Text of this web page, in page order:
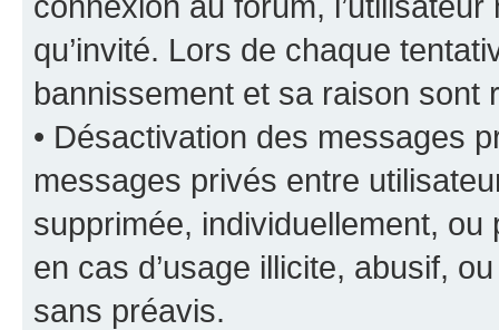
qu’invité. Lors de chaque
bannissement et sa raison sont
• Désactivation des messages
messages privés entre
supprimée, individuellement, ou
en cas d’usage illicite, abusif,
sans préavis.